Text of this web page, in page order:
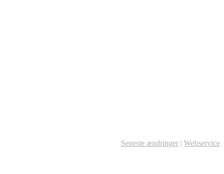
Seneste ændringer | Webservice